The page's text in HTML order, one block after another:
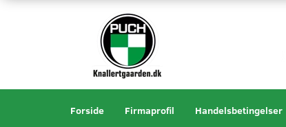
Forside Firmaprofil Handelsbetingelser